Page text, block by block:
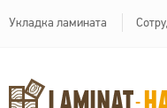
Укладка ламината